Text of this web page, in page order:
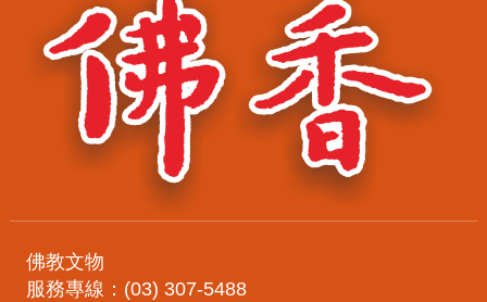
佛教文物
服務專線：(03) 307-5488